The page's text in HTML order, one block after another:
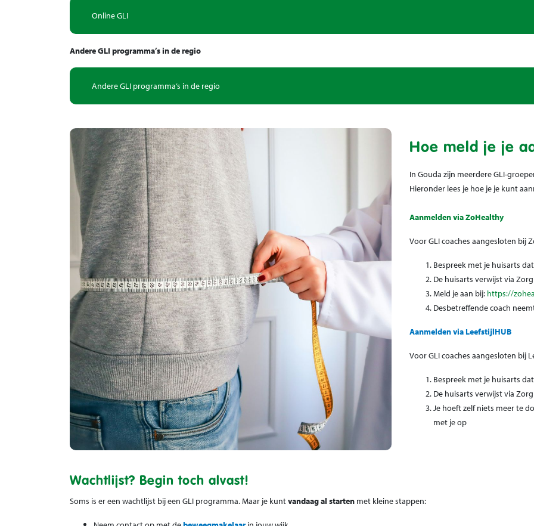
Online GLI
Andere GLI programma’s in de regio
Andere GLI programma’s in de regio
Hoe meld je je
In Gouda zijn meerdere GLI-
Hieronder lees je hoe je je kunt
Aanmelden via ZoHealthy
Voor GLI coaches aangesloten bij
Bespreek met je huisarts
De huisarts verwijst via
Meld je aan bij: https://
Desbetreffende coach
Aanmelden via LeefstijlHUB
Voor GLI coaches aangesloten bij
Bespreek met je huisarts
De huisarts verwijst via
Je hoeft zelf niets meer te
met je op
Wachtlijst? Begin toch alvast!
Soms is er een wachtlijst bij een GLI programma. Maar je kuntvandaag al starten met kleine stappen: